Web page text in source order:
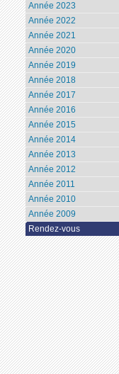
Année 2023
Année 2022
Année 2021
Année 2020
Année 2019
Année 2018
Année 2017
Année 2016
Année 2015
Année 2014
Année 2013
Année 2012
Année 2011
Année 2010
Année 2009
Rendez-vous